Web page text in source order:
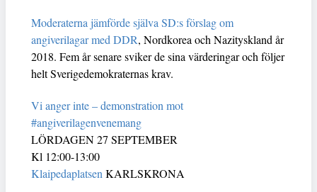
Moderaterna jämförde själva SD:s förslag om
angiverilagar med DDR, Nordkorea och Nazityskland år
2018. Fem år senare sviker de sina värderingar och följer
helt Sverigedemokraternas krav.
Vi anger inte – demonstration mot
#angiverilagenvenemang
LÖRDAGEN 27 SEPTEMBER
Kl 12:00-13:00
KlaipedaplatsenKARLSKRONA